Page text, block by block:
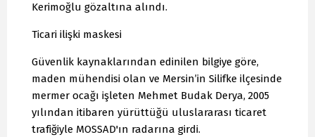
Kerimoğlu gözaltına alındı.
Ticari ilişki maskesi
Güvenlik kaynaklarından edinilen bilgiye göre,
maden mühendisi olan ve Mersin’in Silifke ilçesinde
mermer ocağı işleten Mehmet Budak Derya, 2005
yılından itibaren yürüttüğü uluslararası ticaret
trafiğiyle MOSSAD'ın radarına girdi.